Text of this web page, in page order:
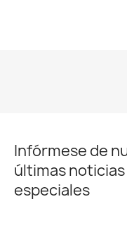
Infórmese de
últimas
especiales